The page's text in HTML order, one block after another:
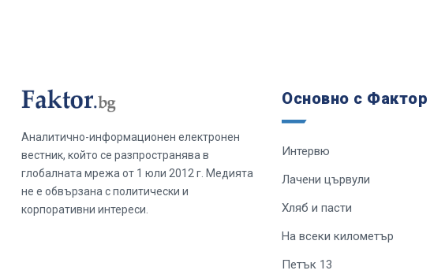
Аналитично-информационен електронен
вестник, който се разпространява в
глобалната мрежа от 1 юли 2012 г. Медията
не е обвързана с политически и
корпоративни интереси.
Основно с Фактор
Интервю
Лачени цървули
Хляб и пасти
На всеки километър
Петък 13